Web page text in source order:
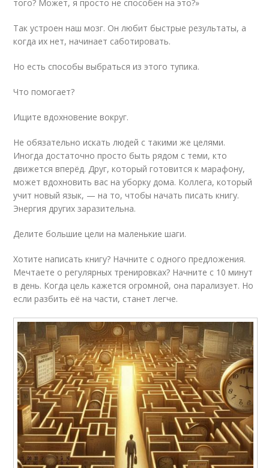
того? Может, я просто не способен на это?»
Так устроен наш мозг. Он любит быстрые результаты, а
когда их нет, начинает саботировать.
Но есть способы выбраться из этого тупика.
Что помогает?
Ищите вдохновение вокруг.
Не обязательно искать людей с такими же целями.
Иногда достаточно просто быть рядом с теми, кто
движется вперёд. Друг, который готовится к марафону,
может вдохновить вас на уборку дома. Коллега, который
учит новый язык, — на то, чтобы начать писать книгу.
Энергия других заразительна.
Делите большие цели на маленькие шаги.
Хотите написать книгу? Начните с одного предложения.
Мечтаете о регулярных тренировках? Начните с 10 минут
в день. Когда цель кажется огромной, она парализует. Но
если разбить её на части, станет легче.